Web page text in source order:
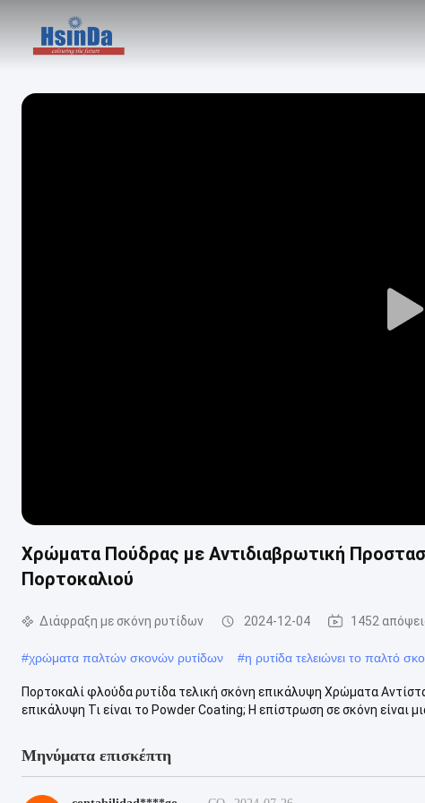
Χρώματα Πούδρας με Αντιδιαβρωτική
Πορτοκαλιού
Διάφραξη με σκόνη ρυτίδων 2024-12-04 1452
#χρώματα παλτών σκονών ρυτίδων #η ρυτίδα τελειώνει το παλτό
Πορτοκαλί φλούδα ρυτίδα τελική σκόνη επικάλυψη Χρώματα
επικάλυψη Τι είναι το Powder Coating; Η επίστρωση σε σκόνη είναι
Μηνύματα επισκέπτη